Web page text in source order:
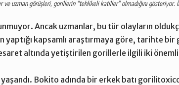
uzman görüşleri, gorillerin “tehlikeli katiller” olmadığını gösteriyor.
Ancak uzmanlar, bu tür olayların
kapsamlı araştırmaya göre, tarihte bir
altında yetiştirilen gorillerle ilgili iki
Bokito adında bir erkek batı